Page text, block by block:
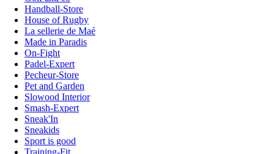
Handball-Store
House of Rugby
La sellerie de Maé
Made in Paradis
On-Fight
Padel-Expert
Pecheur-Store
Pet and Garden
Slowood Interior
Smash-Expert
Sneak'In
Sneakids
Sport is good